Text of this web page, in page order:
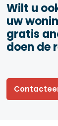
Wilt u
uw
gratis
doen de